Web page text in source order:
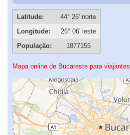
Latitude:
44° 26' norte
Longitude:
26° 06' leste
População:
1877155
Mapa online de Bucareste para viajantes